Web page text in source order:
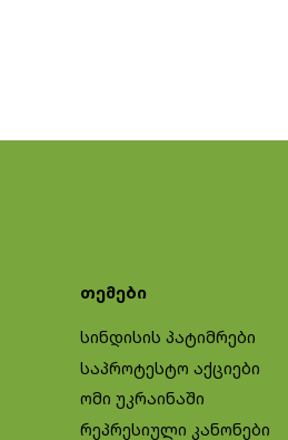
თემები
სინდისის პატიმრები
საპროტესტო აქციები
ომი უკრაინაში
რეპრესიული კანონები